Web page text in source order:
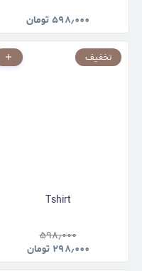
۵۹۸٫۰۰۰تومان
تخفیف
Tshirt
۵۹۸٫۰۰۰
۲۹۸٫۰۰۰ تومان